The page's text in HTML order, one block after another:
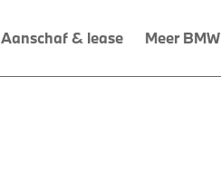
Aanschaf & lease Meer BMW